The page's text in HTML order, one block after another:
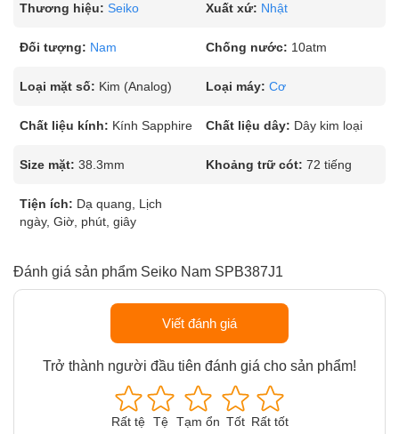
Thương hiệu: Seiko Xuất xứ: Nhật
Đối tượng: Nam Chống nước: 10atm
Loại mặt số: Kim (Analog) Loại máy: Cơ
Chất liệu kính: Kính Sapphire Chất liệu dây: Dây kim loại
Size mặt: 38.3mm Khoảng trữ cót: 72 tiếng
Tiện ích: Dạ quang, Lịch
ngày, Giờ, phút, giây
Đánh giá sản phẩm Seiko Nam SPB387J1
Viết đánh giá
Trở thành người đầu tiên đánh giá cho sản phẩm!
Rất tệ Tệ Tạm ổn Tốt Rất tốt